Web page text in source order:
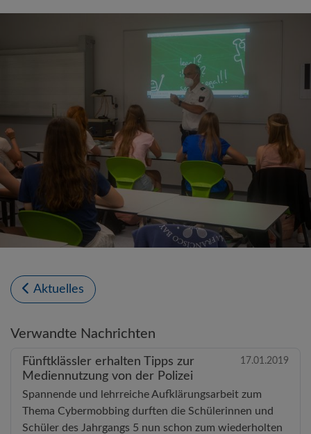
Aktuelles
Verwandte Nachrichten
Fünftklässler erhalten Tipps zur
Mediennutzung von der Polizei
17.01.2019
Spannende und lehrreiche Aufklärungsarbeit zum
Thema Cybermobbing durften die Schülerinnen und
Schüler des Jahrgangs 5 nun schon zum wiederholten